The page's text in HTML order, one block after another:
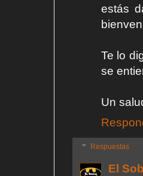
estás
Te lo
se
Un
Respuestas
El